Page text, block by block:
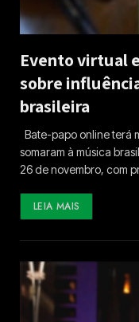
Evento virtual
sobre
brasileira
Bate-papo online terá
somaram à música
26 de novembro, com
LEIA MAIS